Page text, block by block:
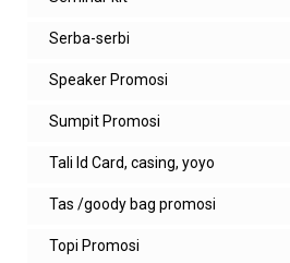
Serba-serbi
Speaker Promosi
Sumpit Promosi
Tali Id Card, casing, yoyo
Tas /goody bag promosi
Topi Promosi